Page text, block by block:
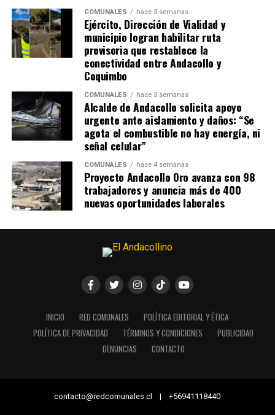
COMUNALES hace 3 semanas
Ejército, Dirección de Vialidad y
municipio logran habilitar ruta
provisoria que restablece la
conectividad entre Andacollo y
Coquimbo
COMUNALES hace 3 semanas
Alcalde de Andacollo solicita apoyo
urgente ante aislamiento y daños: “Se
agota el combustible no hay energía, ni
señal celular”
COMUNALES hace 4 semanas
Proyecto Andacollo Oro avanza con 98
trabajadores y anuncia más de 400
nuevas oportunidades laborales
INICIO RED COMUNALES
POLÍTICA EDITORIAL Y ÉTICA
POLÍTICA DE PRIVACIDAD
TÉRMINOS Y CONDICIONES
PUBLICIDAD
DENUNCIAS
CONTACTO
contacto@redcomunales.cl | +56941118440